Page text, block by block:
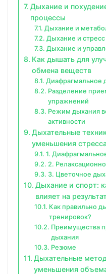
Дыхание и
процессы
Дыхание и
Дыхание и стресс
Дыхание и
Как дышать для
обмена веществ
Диафрагмальное
Разделение
упражнений
Режим дыхания
активности
Дыхательные
уменьшения стресса
1.
2.
3. Цветочное
Дыхание и спорт:
влияет на
Как правильно
тренировок?
Преимущества
дыхания
Резюме
Дыхательные
уменьшения